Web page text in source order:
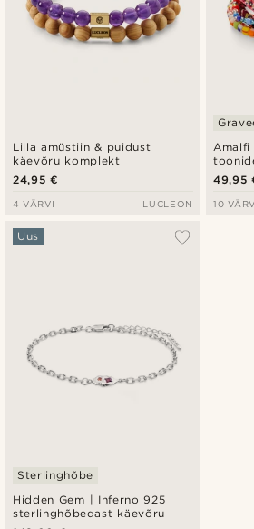
Lilla amüstiin & puidust
käevõru komplekt
24,95 €
4 VÄRVI LUCLEON
Amalfi
49,95
10
Hidden Gem | Inferno 925
sterlinghõbedast käevõru
Uus
Sterlinghõbe